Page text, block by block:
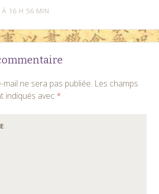
16 H 56 MIN
ne sera pas publiée. Les champs
indiqués avec *